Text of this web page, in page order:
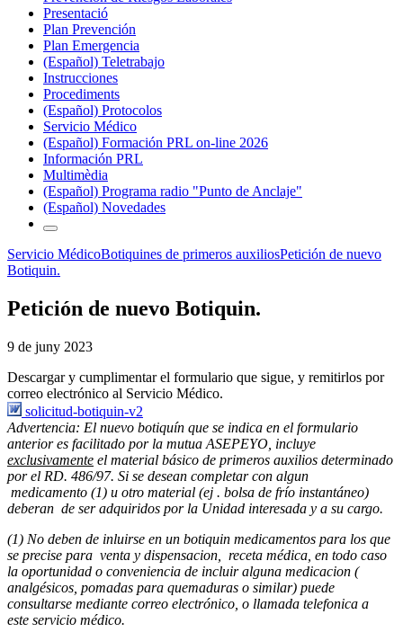
Presentació
Plan Prevención
Plan Emergencia
(Español) Teletrabajo
Instrucciones
Procediments
(Español) Protocolos
Servicio Médico
(Español) Formación PRL on-line 2026
Información PRL
Multimèdia
(Español) Programa radio "Punto de Anclaje"
(Español) Novedades
Servicio MédicoBotiquines de primeros auxiliosPetición de nuevo
Botiquin.
Petición de nuevo Botiquin.
9 de juny 2023
Descargar y cumplimentar el formulario que sigue, y remitirlos por
correo electrónico al Servicio Médico.
solicitud-botiquin-v2
Advertencia: El nuevo botiquín que se indica en el formulario
anterior es facilitado por la mutua ASEPEYO, incluye
exclusivamente el material básico de primeros auxilios determinado
por el RD. 486/97. Si se desean completar con algun
medicamento (1) u otro material (ej . bolsa de frío instantáneo)
deberan de ser adquiridos por la Unidad interesada y a su cargo.
(1) No deben de inluirse en un botiquin medicamentos para los que
se precise para venta y dispensacion, receta médica, en todo caso
la oportunidad o conveniencia de incluir alguna medicacion (
analgésicos, pomadas para quemaduras o similar) puede
consultarse mediante correo electrónico, o llamada telefonica a
este servicio médico.